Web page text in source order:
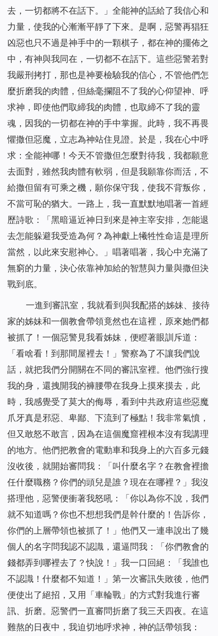
去，一切都將不在話下。
」全能神的話給了我信心和
力量，使我的心漸漸平靜了下來。是啊，惡警再猖狂
凶惡也只不過是神手中的一顆棋子，都在神的擺佈之
中，有神與我同在，一切都不在話下。這些惡警若對
我嚴刑拷打，那也是神要檢驗我的信心，不管他們怎
麼折磨我的肉體，但絲毫攔阻不了我的心仰望神、呼
求神，即使他們取締我的肉體，也取締不了我的靈
魂，因我的一切都在神的手中掌握。此時，我不再畏
懼撒但惡魔，立志為神站住見證。於是，我在心中呼
求：全能神哪！今天不管撒但怎麼對待我，我都願意
去面對，雖然我肉體有軟弱，但是我願靠你而活，不
給撒但留有可乘之機，願你保守我，使我不背叛你，
不當可恥的猶大。一路上，我一直默默地唱著一首經
歷詩歌：「黑暗逼近神日到來是神主宰安排，怎能退
去怎能躲避我受造為何？為神獻上犧牲性命這是理所
當然，以此來安慰神心。」唱著唱著，我心中充滿了
無窮的力量，決心依靠神加給的智慧與力量與撒但決
戰到底。
一進到審訊室，我就看到與我配搭的姊妹、接待
家的姊妹和一個教會帶領竟然也在這裡，原來她們都
被抓了！一個惡警見我看姊妹，便瞪著眼訓斥道：
「看啥看！到那間屋裡去！」警察為了不讓我們說
話，就把我們分開關在不同的審訊室裡。他們強行搜
我的身，還拽開我的褲腰帶在我身上摸來摸去，此
時，我感覺受了莫大的侮辱，看到中共政府這些惡魔
爪牙真是邪惡、卑鄙、下流到了極點！我非常氣憤，
但又敢怒不敢言，因為在這個魔窟裡根本沒有我講理
的地方。他們把教會的電動車和我身上的六百多元錢
沒收後，就開始審問我：「叫什麼名字？在教會裡擔
任什麼職務？你們的頭兒是誰？現在在哪裡？」我沒
搭理他，惡警便衝著我怒吼：「你以為你不說，我們
就不知道嗎？你也不想想我們是幹什麼的！告訴你，
你們的上層帶領也被抓了！」他們又一連串說出了幾
個人的名字問我認不認識，還逼問我：「你們教會的
錢都弄到哪裡去了？快說！」我一口回絕：「我誰也
不認識！什麼都不知道！」第一次審訊失敗後，他們
便使出了絕招，又用「車輪戰」的方式對我進行審
訊、折磨。惡警們一直審問折磨了我三天四夜。在這
難熬的日夜中，我迫切地呼求神，神的話帶領我：